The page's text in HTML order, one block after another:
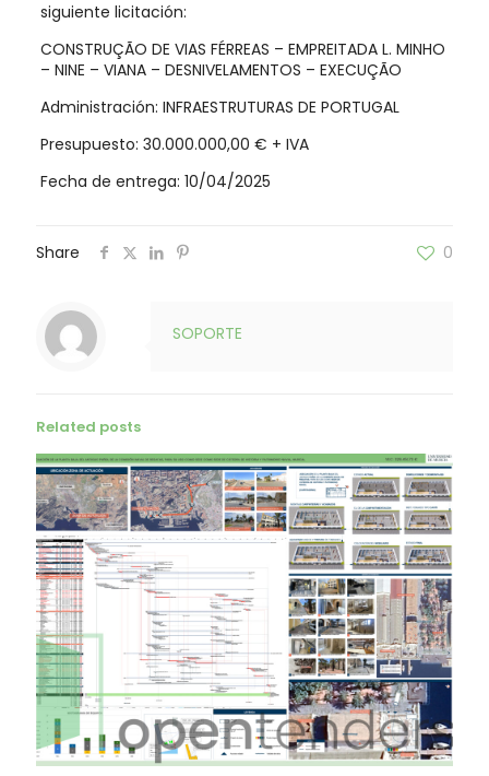
siguiente licitación:
CONSTRUÇÃO DE VIAS FÉRREAS – EMPREITADA L. MINHO
– NINE – VIANA – DESNIVELAMENTOS – EXECUÇÃO
Administración: INFRAESTRUTURAS DE PORTUGAL
Presupuesto: 30.000.000,00 € + IVA
Fecha de entrega: 10/04/2025
Share 0
SOPORTE
Related posts